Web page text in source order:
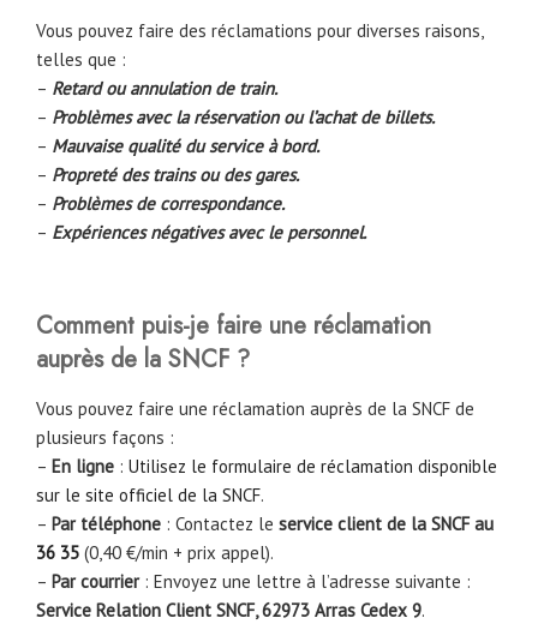
Vous pouvez faire des réclamations pour diverses raisons,
telles que :
– Retard ou annulation de train.
– Problèmes avec la réservation ou l’achat de billets.
– Mauvaise qualité du service à bord.
– Propreté des trains ou des gares.
– Problèmes de correspondance.
– Expériences négatives avec le personnel.
Comment puis-je faire une réclamation
auprès de la SNCF ?
Vous pouvez faire une réclamation auprès de la SNCF de
plusieurs façons :
– En ligne : Utilisez le formulaire de réclamation disponible
sur le site officiel de la SNCF.
– Par téléphone : Contactez le service client de la SNCF au
36 35 (0,40 €/min + prix appel).
– Par courrier: Envoyez une lettre à l’adresse suivante :
Service Relation Client SNCF, 62973 Arras Cedex 9.